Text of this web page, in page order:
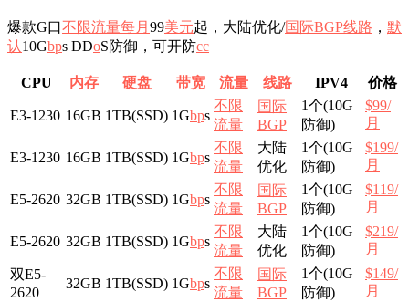
爆款G口不限流量每月 99美元起，大陆优化/国际BGP线路 ， 默
认 10Gbps DDoS防御，可开防cc
CPU 内存 硬盘 带宽 流量 线路 IPV4 价格
E3-1230 16GB 1TB(SSD) 1Gbps
不限
流量
国际
BGP
1个(10G
防御)
$99/
月
E3-1230 16GB 1TB(SSD) 1Gbps
不限
流量
大陆
优化
1个(10G
防御)
$199/
月
E5-2620 32GB 1TB(SSD) 1Gbps
不限
流量
国际
BGP
1个(10G
防御)
$119/
月
E5-2620 32GB 1TB(SSD) 1Gbps
不限
流量
大陆
优化
1个(10G
防御)
$219/
月
双E5-
2620
32GB 1TB(SSD) 1Gbps
不限
流量
国际
BGP
1个(10G
防御)
$149/
月